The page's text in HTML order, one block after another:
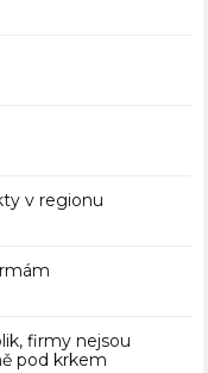
v regionu
firmy nejsou
pod krkem